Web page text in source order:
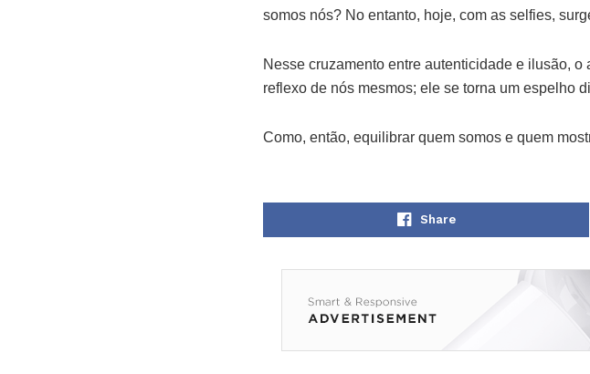
somos nós? No entanto, hoje, com as selfies,
Nesse cruzamento entre autenticidade e ilusão,
reflexo de nós mesmos; ele se torna um espelho
Como, então, equilibrar quem somos e quem
Share